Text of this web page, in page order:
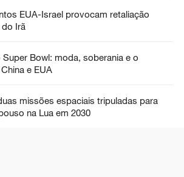
EUA-Israel provocam retaliação
do Irã
Super Bowl: moda, soberania e o
e EUA
missões espaciais tripuladas para
na Lua em 2030